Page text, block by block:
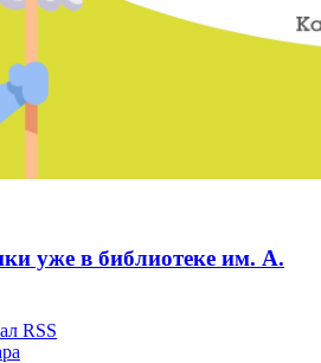
уже в библиотеке им. А.
RSS